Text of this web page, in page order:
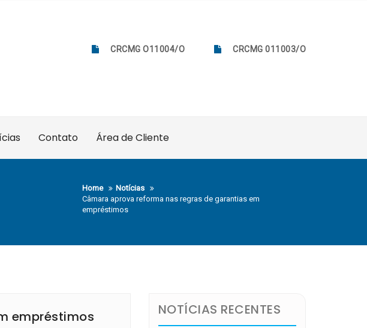
CRCMG O11004/O CRCMG 011003/O
Contato Área de Cliente
Home
Notícias
Câmara aprova reforma nas regras de garantias em
empréstimos
empréstimos NOTÍCIAS RECENTES